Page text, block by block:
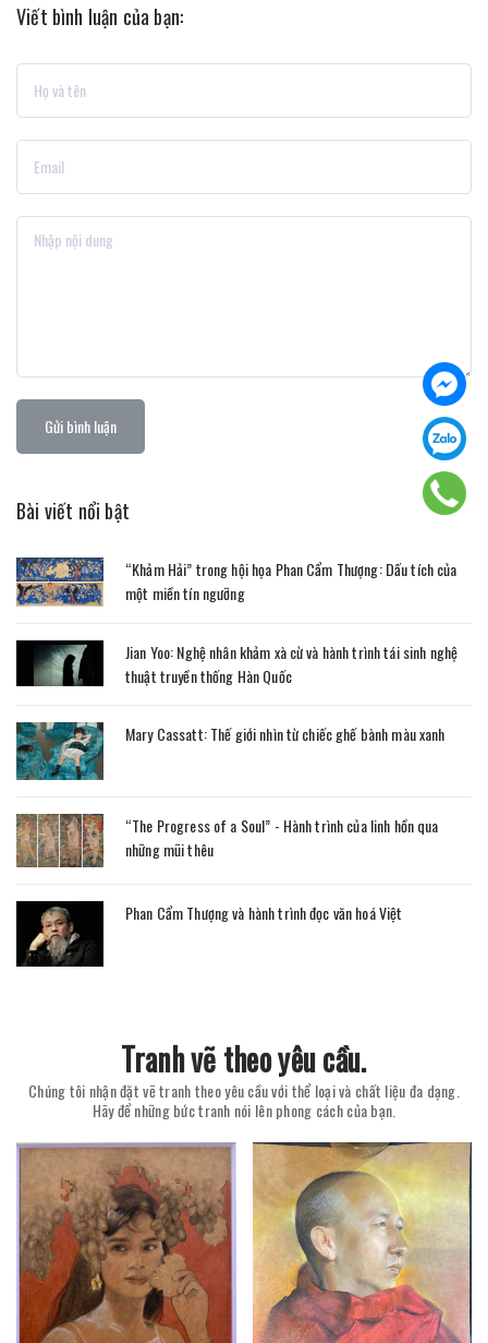
Viết bình luận của bạn:
Gửi bình luận
Bài viết nổi bật
“Khảm Hải” trong hội họa Phan Cẩm Thượng: Dấu tích của
một miền tín ngưỡng
Jian Yoo: Nghệ nhân khảm xà cừ và hành trình tái sinh nghệ
thuật truyền thống Hàn Quốc
Mary Cassatt: Thế giới nhìn từ chiếc ghế bành màu xanh
“The Progress of a Soul” - Hành trình của linh hồn qua
những mũi thêu
Phan Cẩm Thượng và hành trình đọc văn hoá Việt
Tranh vẽ theo yêu cầu.
Chúng tôi nhận đặt vẽ tranh theo yêu cầu với thể loại và chất liệu đa dạng.
Hãy để những bức tranh nói lên phong cách của bạn.